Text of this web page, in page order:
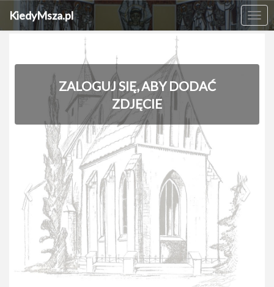
KiedyMsza.pl
ZALOGUJ SIĘ, ABY DODAĆ
ZDJĘCIE
‹ ›